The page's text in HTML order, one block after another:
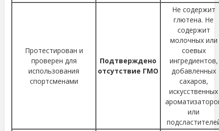
Протестирован и
проверен для
использования
спортсменами
Подтверждено
отсутствие ГМО
Не содержит
глютена. Не
содержит
молочных или
соевых
ингредиентов,
добавленных
сахаров,
искусственных
или